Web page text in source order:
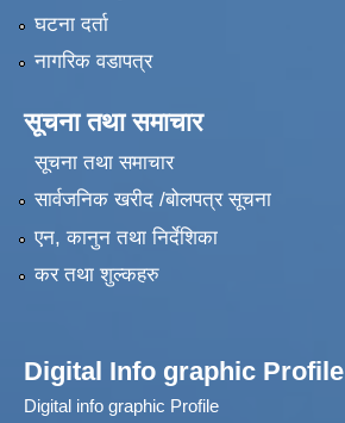
घटना दर्ता
नागरिक वडापत्र
सूचना तथा समाचार
सूचना तथा समाचार
सार्वजनिक खरीद /बोलपत्र सूचना
एन, कानुन तथा निर्देशिका
कर तथा शुल्कहरु
Digital Info graphic Profile
Digital info graphic Profile